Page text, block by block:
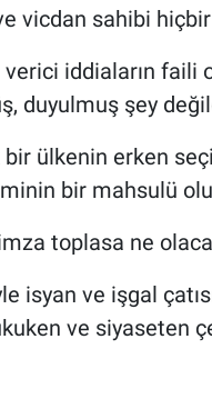
vicdan sahibi
iddiaların faili
duyulmuş şey
ülkenin erken
bir mahsulü
toplasa ne
isyan ve işgal
ve siyaseten